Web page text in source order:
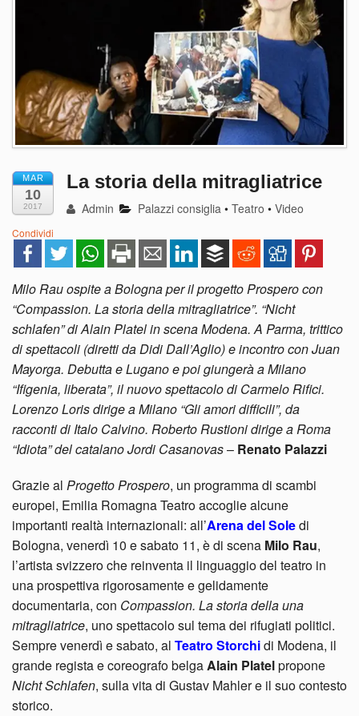
MAR
10
2017
La storia della mitragliatrice
Admin Palazzi consiglia •Teatro •Video
Condividi
Milo Rau ospite a Bologna per il progetto Prospero con
“Compassion. La storia della mitragliatrice”. “Nicht
schlafen” di Alain Platel in scena Modena. A Parma, trittico
di spettacoli (diretti da Didi Dall’Aglio) e incontro con Juan
Mayorga. Debutta e Lugano e poi giungerà a Milano
“Ifigenia, liberata”, il nuovo spettacolo di Carmelo Rifici.
Lorenzo Loris dirige a Milano “Gli amori difficili”, da
racconti di Italo Calvino. Roberto Rustioni dirige a Roma
“Idiota” del catalano Jordi Casanovas– Renato Palazzi
Grazie al Progetto Prospero, un programma di scambi
europei, Emilia Romagna Teatro accoglie alcune
importanti realtà internazionali: all’Arena del Soledi
Bologna, venerdì 10 e sabato 11, è di scena Milo Rau,
l’artista svizzero che reinventa il linguaggio del teatro in
una prospettiva rigorosamente e gelidamente
documentaria, con Compassion. La storia della una
mitragliatrice, uno spettacolo sul tema dei rifugiati politici.
Sempre venerdì e sabato, al Teatro Storchidi Modena, il
grande regista e coreografo belgaAlain Platelpropone
Nicht Schlafen, sulla vita di Gustav Mahler e il suo contesto
storico.